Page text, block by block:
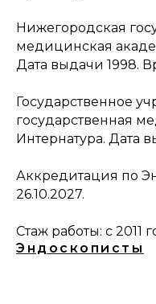
Нижегородская
медицинская
Дата выдачи 1998.
Государственное
государственная
Интернатура. Дата
Аккредитация по
26.10.2027.
Стаж работы: с 2011
Эндоскописты